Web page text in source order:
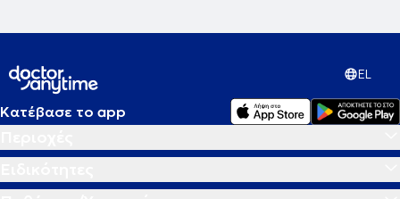
EL
Κατέβασε το app